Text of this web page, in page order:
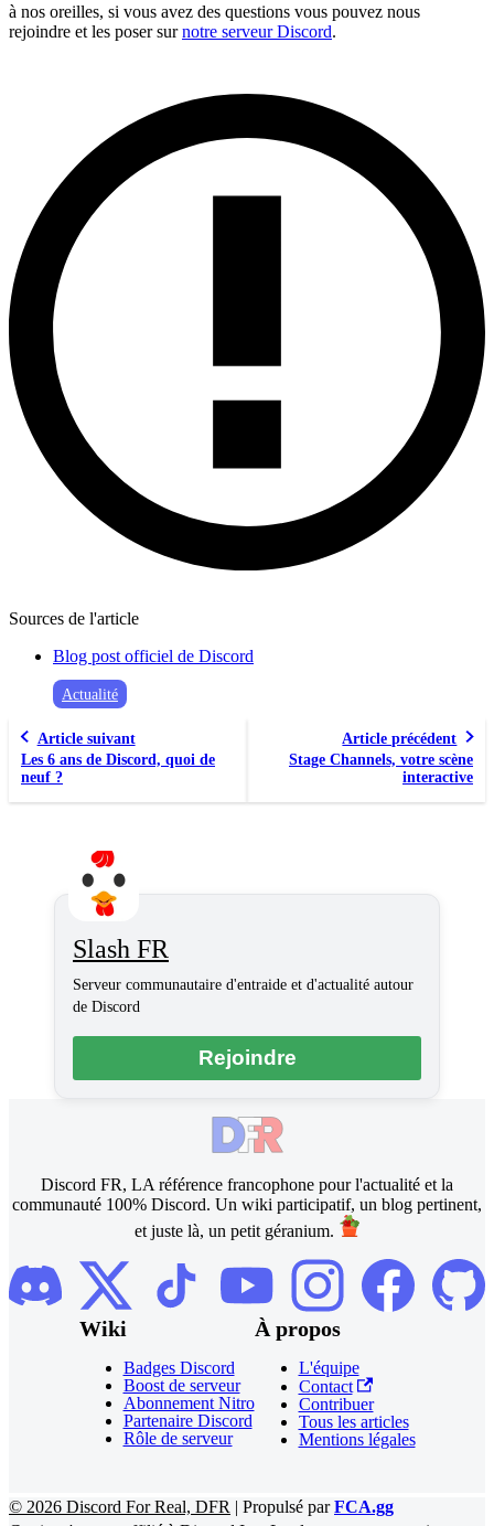
à nos oreilles, si vous avez des questions vous pouvez nous
rejoindre et les poser surnotre serveur Discord.
Sources de l'article
Blog post officiel de Discord
Actualité
Article suivant
Les 6 ans de Discord, quoi de
neuf ?
Article précédent
Stage Channels, votre scène
interactive
Slash FR
Serveur communautaire d'entraide et d'actualité autour
de Discord
Rejoindre
Discord FR, LA référence francophone pour l'actualité et la
communauté 100% Discord. Un wiki participatif, un blog pertinent,
et juste là, un petit géranium.
Wiki
Badges Discord
Boost de serveur
Abonnement Nitro
Partenaire Discord
Rôle de serveur
À propos
L'équipe
Contact
Contribuer
Tous les articles
Mentions légales
© 2026 Discord For Real, DFR | Propulsé par FCA.gg